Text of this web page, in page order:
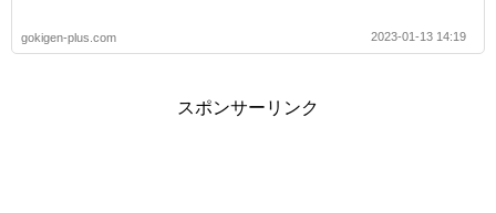
gokigen-plus.com 2023-01-13 14:19
スポンサーリンク